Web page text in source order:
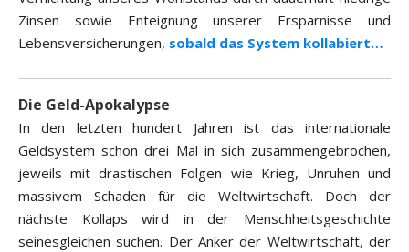
Zinsen sowie Enteignung unserer Ersparnisse und
Lebensversicherungen, sobald das System kollabiert…
Die Geld-Apokalypse
In den letzten hundert Jahren ist das internationale
Geldsystem schon drei Mal in sich zusammengebrochen,
jeweils mit drastischen Folgen wie Krieg, Unruhen und
massivem Schaden für die Weltwirtschaft. Doch der
nächste Kollaps wird in der Menschheitsgeschichte
seinesgleichen suchen. Der Anker der Weltwirtschaft, der